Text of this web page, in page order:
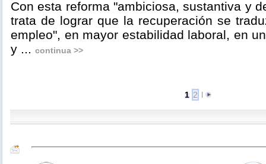
Con esta reforma "ambiciosa, sustantiva y
trata de lograr que la recuperación se
empleo", en mayor estabilidad laboral, en
y ... continua >>
1 2 l